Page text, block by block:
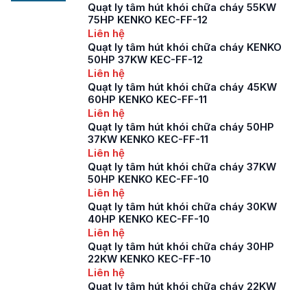
Quạt ly tâm hút khói chữa cháy 55KW
75HP KENKO KEC-FF-12
Liên hệ
Quạt ly tâm hút khói chữa cháy KENKO
50HP 37KW KEC-FF-12
Liên hệ
Quạt ly tâm hút khói chữa cháy 45KW
60HP KENKO KEC-FF-11
Liên hệ
Quạt ly tâm hút khói chữa cháy 50HP
37KW KENKO KEC-FF-11
Liên hệ
Quạt ly tâm hút khói chữa cháy 37KW
50HP KENKO KEC-FF-10
Liên hệ
Quạt ly tâm hút khói chữa cháy 30KW
40HP KENKO KEC-FF-10
Liên hệ
Quạt ly tâm hút khói chữa cháy 30HP
22KW KENKO KEC-FF-10
Liên hệ
Quạt ly tâm hút khói chữa cháy 22KW